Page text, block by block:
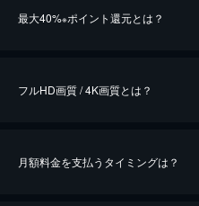
最大40%※ポイント還元とは？
※40％ポイント還元の対象は、クレジット
iOSアプリのUコイン決済による作品の購
フルHD画質 / 4K画質とは？
月額料金を支払うタイミングは？